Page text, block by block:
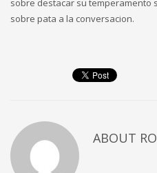
sobre destacar su temperamento
sobre pata a la conversacion.
ABOUT